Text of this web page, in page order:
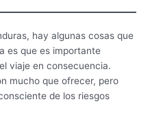
hay algunas cosas que
es que es importante
viaje en consecuencia.
mucho que ofrecer, pero
de los riesgos